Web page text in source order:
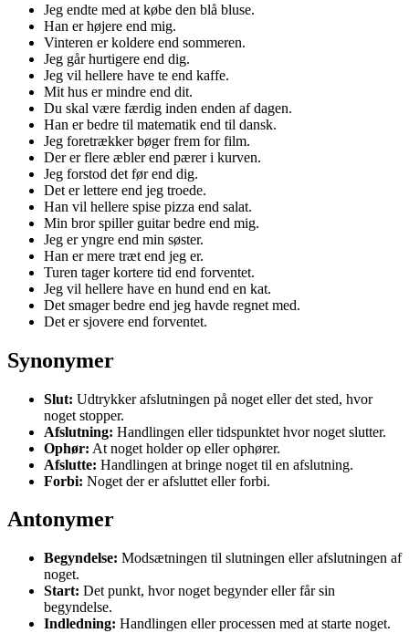
Jeg endte med at købe den blå bluse.
Han er højere end mig.
Vinteren er koldere end sommeren.
Jeg går hurtigere end dig.
Jeg vil hellere have te end kaffe.
Mit hus er mindre end dit.
Du skal være færdig inden enden af dagen.
Han er bedre til matematik end til dansk.
Jeg foretrækker bøger frem for film.
Der er flere æbler end pærer i kurven.
Jeg forstod det før end dig.
Det er lettere end jeg troede.
Han vil hellere spise pizza end salat.
Min bror spiller guitar bedre end mig.
Jeg er yngre end min søster.
Han er mere træt end jeg er.
Turen tager kortere tid end forventet.
Jeg vil hellere have en hund end en kat.
Det smager bedre end jeg havde regnet med.
Det er sjovere end forventet.
Synonymer
Slut: Udtrykker afslutningen på noget eller det sted, hvor
noget stopper.
Afslutning: Handlingen eller tidspunktet hvor noget slutter.
Ophør: At noget holder op eller ophører.
Afslutte: Handlingen at bringe noget til en afslutning.
Forbi: Noget der er afsluttet eller forbi.
Antonymer
Begyndelse: Modsætningen til slutningen eller afslutningen af
noget.
Start: Det punkt, hvor noget begynder eller får sin
begyndelse.
Indledning: Handlingen eller processen med at starte noget.